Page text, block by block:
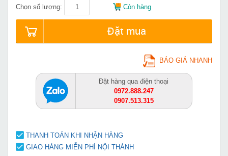
Chọn số lượng: Còn hàng
Đặt mua
BÁO GIÁ NHANH
Đặt hàng qua điện thoại
0972.888.247
0907.513.315
THANH TOÁN KHI NHẬN HÀNG
GIAO HÀNG MIỄN PHÍ NỘI THÀNH